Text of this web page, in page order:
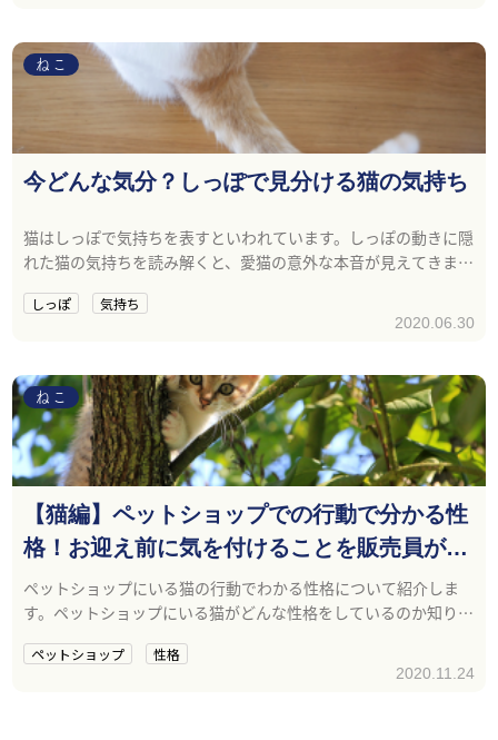
ねこ
今どんな気分？しっぽで見分ける猫の気持ち
猫はしっぽで気持ちを表すといわれています。しっぽの動きに隠
れた猫の気持ちを読み解くと、愛猫の意外な本音が見えてきます
しっぽ 気持ち
2020.06.30
ねこ
【猫編】ペットショップでの行動で分かる性
格！お迎え前に気を付けることを販売員が解
説！
ペットショップにいる猫の行動でわかる性格について紹介しま
す。ペットショップにいる猫がどんな性格をしているのか知りた
参考になれば幸いです。
ペットショップ 性格
2020.11.24